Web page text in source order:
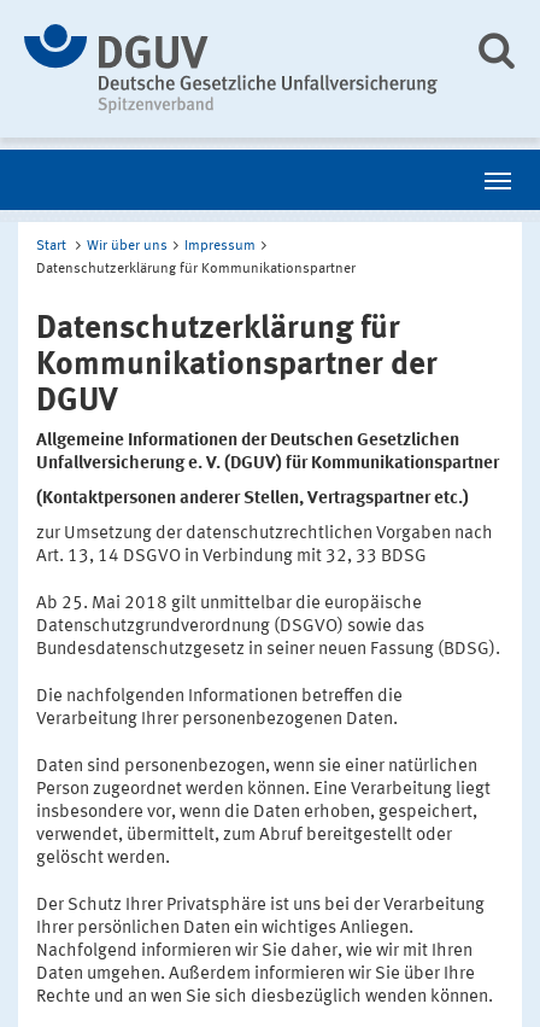
Start Wir über uns
Impressum
Datenschutzerklärung für Kommunikationspartner
Datenschutzerklärung für
Kommunikationspartner der
DGUV
Allgemeine Informationen der Deutschen Gesetzlichen
Unfallversicherung e. V. (DGUV) für Kommunikationspartner
(Kontaktpersonen anderer Stellen, Vertragspartner etc.)
zur Umsetzung der datenschutzrechtlichen Vorgaben nach
Art. 13, 14 DSGVO in Verbindung mit 32, 33 BDSG
Ab 25. Mai 2018 gilt unmittelbar die europäische
Datenschutzgrundverordnung (DSGVO) sowie das
Bundesdatenschutzgesetz in seiner neuen Fassung (BDSG).
Die nachfolgenden Informationen betreffen die
Verarbeitung Ihrer personenbezogenen Daten.
Daten sind personenbezogen, wenn sie einer natürlichen
Person zugeordnet werden können. Eine Verarbeitung liegt
insbesondere vor, wenn die Daten erhoben, gespeichert,
verwendet, übermittelt, zum Abruf bereitgestellt oder
gelöscht werden.
Der Schutz Ihrer Privatsphäre ist uns bei der Verarbeitung
Ihrer persönlichen Daten ein wichtiges Anliegen.
Nachfolgend informieren wir Sie daher, wie wir mit Ihren
Daten umgehen. Außerdem informieren wir Sie über Ihre
Rechte und an wen Sie sich diesbezüglich wenden können.